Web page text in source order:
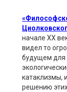
начале XX
видел то
будущем для
катаклизмы,
решению